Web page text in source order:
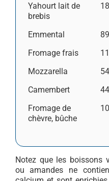
Yahourt lait de
brebis
Emmental
Fromage frais
Mozzarella
Camembert
Fromage de
chèvre, bûche
Notez que les boissons
ou amandes ne